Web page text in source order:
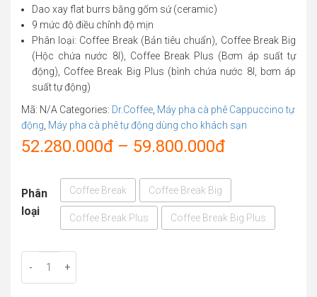
Dao xay flat burrs bằng gốm sứ (ceramic)
9 mức độ điều chỉnh độ mịn
Phân loại: Coffee Break (Bản tiêu chuẩn), Coffee Break Big
(Hộc chứa nước 8l), Coffee Break Plus (Bơm áp suất tự
động), Coffee Break Big Plus (bình chứa nước 8l, bơm áp
suất tự động)
Mã: N/A Categories: Dr.Coffee Máy pha cà phê Cappuccino tự
động Máy pha cà phê tự động dùng cho khách sạn
52.280.000đ – 59.800.000đPrice
range:
52.280.000đ
through
Phân
loại
Coffee Break Coffee Break Big
Coffee Break Plus Coffee Break Big Plus
- +